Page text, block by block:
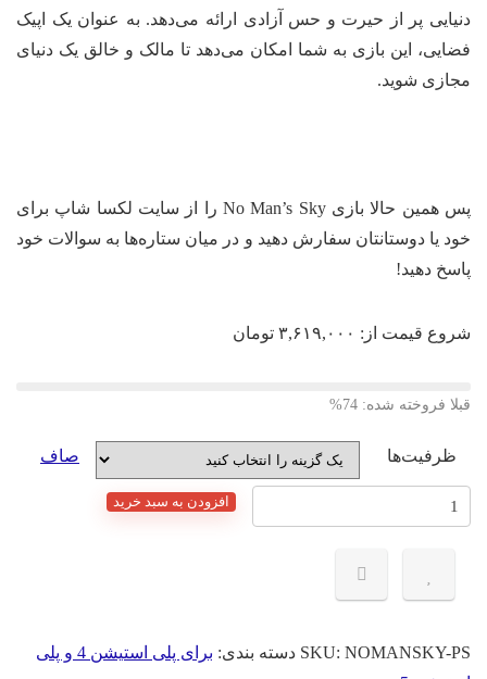
دنیایی پر از حیرت و حس آزادی ارائه می‌دهد. به عنوان یک اپیک
فضایی، این بازی به شما امکان می‌دهد تا مالک و خالق یک دنیای
مجازی شوید.
پس همین حالا بازی No Man’s Sky را از سایت لکسا شاپ برای
خود یا دوستانتان سفارش دهید و در میان ستاره‌ها به سوالات خود
پاسخ دهید!
شروع قیمت از: ۳,۶۱۹,۰۰۰ تومان
قبلا فروخته شده: 74%
ظرفیت‌ها صاف
اکانت
قانونی
Sky
افزودن به سبد خرید
SKU: NOMANSKY-PS دسته بندی:
برای پلی استیشن 4 و پلی